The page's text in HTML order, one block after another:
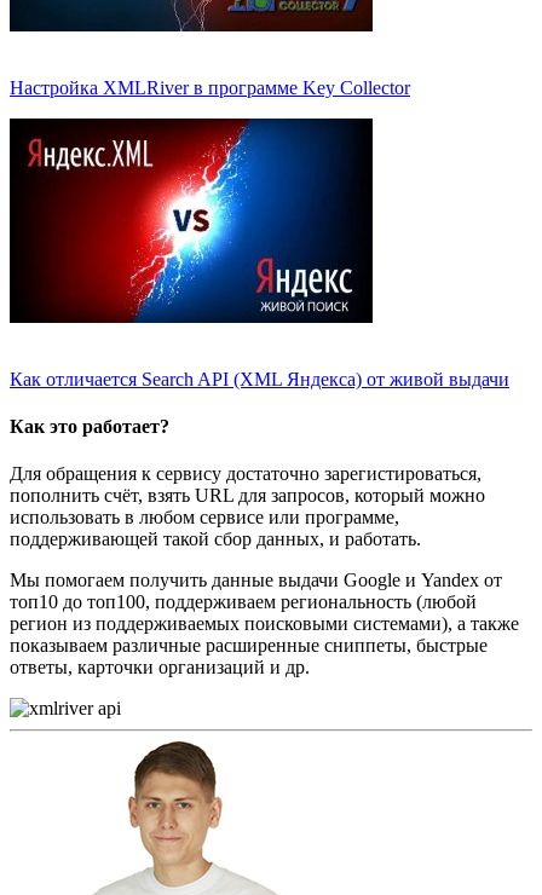
Настройка XMLRiver в программе Key Collector
Как отличается Search API (XML Яндекса) от живой выдачи
Как это работает?
Для обращения к сервису достаточно зарегистироваться,
пополнить счёт, взять URL для запросов, который можно
использовать в любом сервисе или программе,
поддерживающей такой сбор данных, и работать.
Мы помогаем получить данные выдачи Google и Yandex от
топ10 до топ100, поддерживаем региональность (любой
регион из поддерживаемых поисковыми системами), а также
показываем различные расширенные сниппеты, быстрые
ответы, карточки организаций и др.